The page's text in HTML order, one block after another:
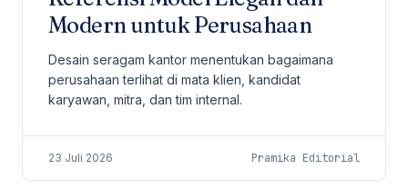
Modern untuk Perusahaan
Desain seragam kantor menentukan bagaimana
perusahaan terlihat di mata klien, kandidat
karyawan, mitra, dan tim internal.
23 Juli 2026 Pramika Editorial